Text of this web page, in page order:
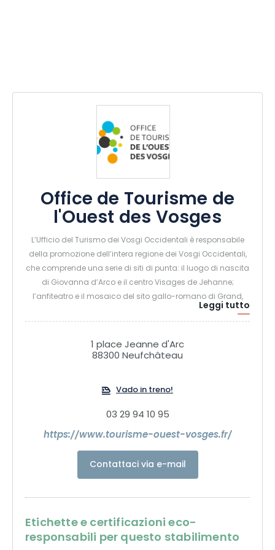
Office de Tourisme de
l'Ouest des Vosges
L’Ufficio del Turismo dei Vosgi Occidentali è responsabile
della promozione dell’intera regione dei Vosgi Occidentali,
che comprende una serie di siti di punta: il luogo di nascita
di Giovanna d’Arco e il centro Visages de Jehanne;
l’anfiteatro e il mosaico del sito gallo-romano di Grand,
senza dimenticare le attrazioni naturali intorno alla Mosa e
le praterie calcaree.
Leggi tutto
1 place Jeanne d'Arc
88300 Neufchâteau
Vado in treno!
03 29 94 10 95
https://www.tourisme-ouest-vosges.fr/
Contattaci via e-mail
Etichette e certificazioni eco-
responsabili per questo stabilimento